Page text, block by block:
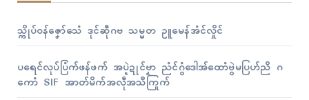
သ္ကိုပ်ဝန်ဇၞော်သေံ ဒုၚ်ဆဵုဂဗ သမ္မတ ဥူမေန်အံၚ်လှိုၚ်
ပရေၚ်လုပ်ပြံက်ဖန်ဖက် အပ္ဍဲဍုၚ်ဗၟာ ညံၚ်ဂွံဒေါအ်ထောံဗွဲမပြဟ်ညိ ဂ
ကောံ SIF အာတ်မိက်အလဵုအသဳကြုက်